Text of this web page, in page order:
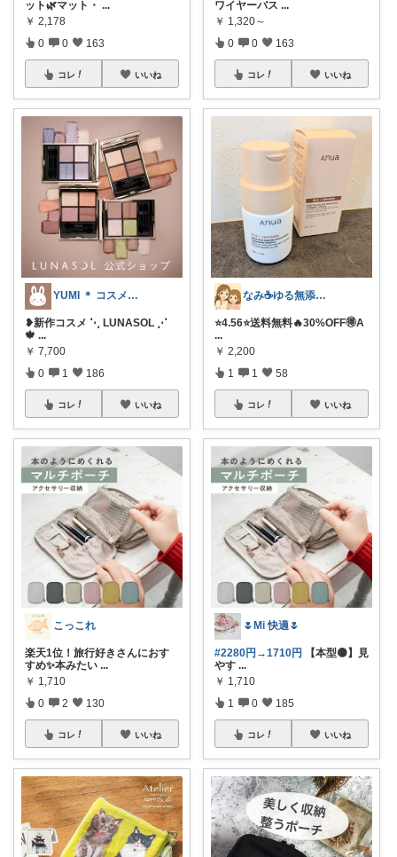
ット🌿マット・ ...
￥ 2,178
0 0 163
コレ いいね
YUMI ＊ コスメと暮らし🌱
❥︎新作コスメ ⋱ LUNASOL ⋰
🍁 ...
￥ 7,700
0 1 186
コレ いいね
こっこれ
楽天1位！旅行好きさんにおす
すめ✨本みたい ...
￥ 1,710
0 2 130
コレ いいね
ワイヤーバス ...
￥ 1,320～
0 0 163
コレ いいね
なみ☕ゆる無添加🌱5歳差姉妹
⭐️4.56⭐️送料無料🔥30%OFF🉐A
...
￥ 2,200
1 1 58
コレ いいね
🌷Mi 快適🌷
#2280円→1710円 【本型🟡】見
やす ...
￥ 1,710
1 0 185
コレ いいね